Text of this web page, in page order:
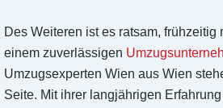
Des Weiteren ist es ratsam, frühzeitig
einem zuverlässigen
Umzugsexperten Wien aus Wien
Seite. Mit ihrer langjährigen